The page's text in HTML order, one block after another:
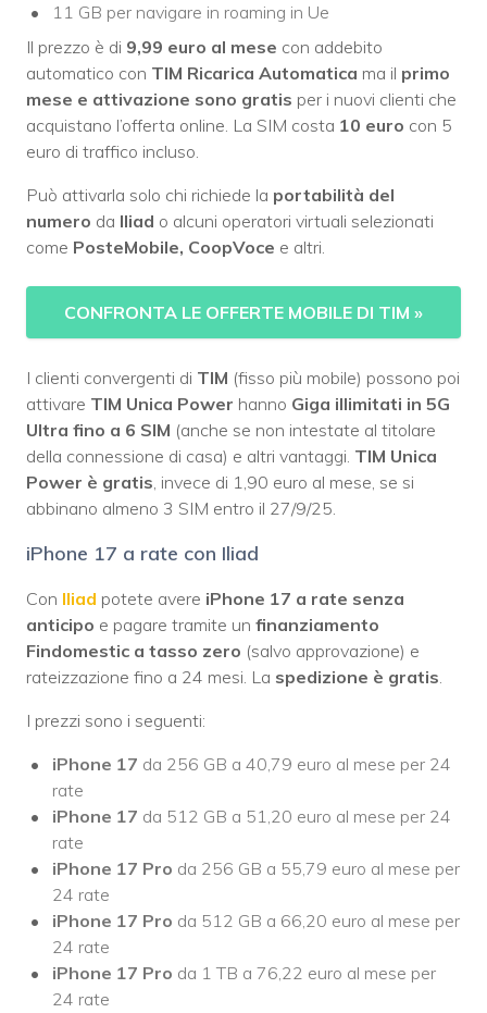
11 GB per navigare in roaming in Ue
Il prezzo è di 9,99 euro al mese con addebito
automatico con TIM Ricarica Automatica ma il primo
mese e attivazione sono gratis per i nuovi clienti che
acquistano l’offerta online. La SIM costa 10 euro con 5
euro di traffico incluso.
Può attivarla solo chi richiede la portabilità del
numero da Iliad o alcuni operatori virtuali selezionati
come PosteMobile, CoopVoce e altri.
CONFRONTA LE OFFERTE MOBILE DI TIM »
I clienti convergenti di TIM (fisso più mobile) possono poi
attivare TIM Unica Power hanno Giga illimitati in 5G
Ultra fino a 6 SIM (anche se non intestate al titolare
della connessione di casa) e altri vantaggi. TIM Unica
Power è gratis, invece di 1,90 euro al mese, se si
abbinano almeno 3 SIM entro il 27/9/25.
iPhone 17 a rate con Iliad
Con Iliad potete avere iPhone 17 a rate senza
anticipo e pagare tramite un finanziamento
Findomestic a tasso zero (salvo approvazione) e
rateizzazione fino a 24 mesi. La spedizione è gratis.
I prezzi sono i seguenti:
iPhone 17 da 256 GB a 40,79 euro al mese per 24
rate
iPhone 17 da 512 GB a 51,20 euro al mese per 24
rate
iPhone 17 Pro da 256 GB a 55,79 euro al mese per
24 rate
iPhone 17 Pro da 512 GB a 66,20 euro al mese per
24 rate
iPhone 17 Pro da 1 TB a 76,22 euro al mese per
24 rate